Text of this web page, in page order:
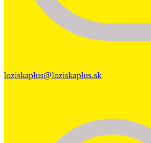
loziskaplus@loziskaplus.sk